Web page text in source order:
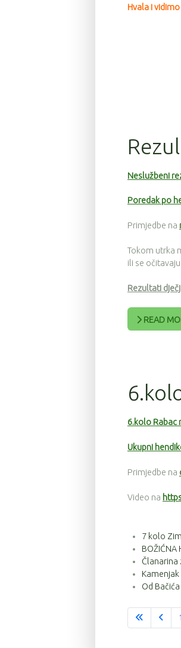
Hvala i
Neslužbeni
Poredak po
Primjedbe na
Tokom utrka
ili se
Rezultati
READ
6.kolo Rabac
Ukupni
Primjedbe na
Video na
7 kolo
BOŽIĆNA
Članarina
Kamenjak
Od